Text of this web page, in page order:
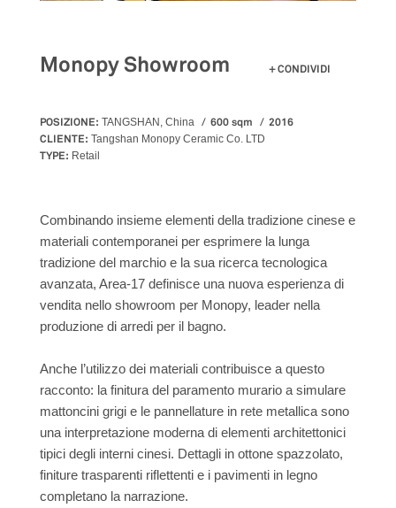
Monopy Showroom CONDIVIDI
POSIZIONE: TANGSHAN, China 600 sqm
2016
CLIENTE: Tangshan Monopy Ceramic Co. LTD
TYPE: Retail
Combinando insieme elementi della tradizione cinese e
materiali contemporanei per esprimere la lunga
tradizione del marchio e la sua ricerca tecnologica
avanzata, Area-17 definisce una nuova esperienza di
vendita nello showroom per Monopy, leader nella
produzione di arredi per il bagno.
Anche l’utilizzo dei materiali contribuisce a questo
racconto: la finitura del paramento murario a simulare
mattoncini grigi e le pannellature in rete metallica sono
una interpretazione moderna di elementi architettonici
tipici degli interni cinesi. Dettagli in ottone spazzolato,
finiture trasparenti riflettenti e i pavimenti in legno
completano la narrazione.